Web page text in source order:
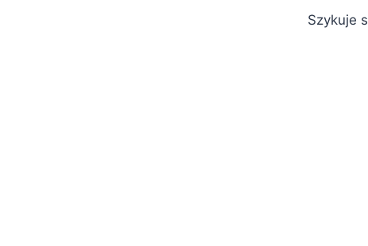
Szykuje